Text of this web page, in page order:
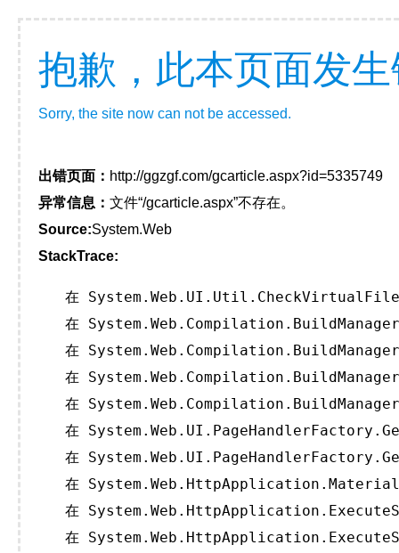
抱歉，此本页面发
Sorry, the site now can not be accessed.
出错页面： http://ggzgf.com/gcarticle.aspx?id=5335749
异常信息： 文件“/gcarticle.aspx”不存在。
Source:System.Web
StackTrace:
在
在
在
在
在
在
在
在
在
在